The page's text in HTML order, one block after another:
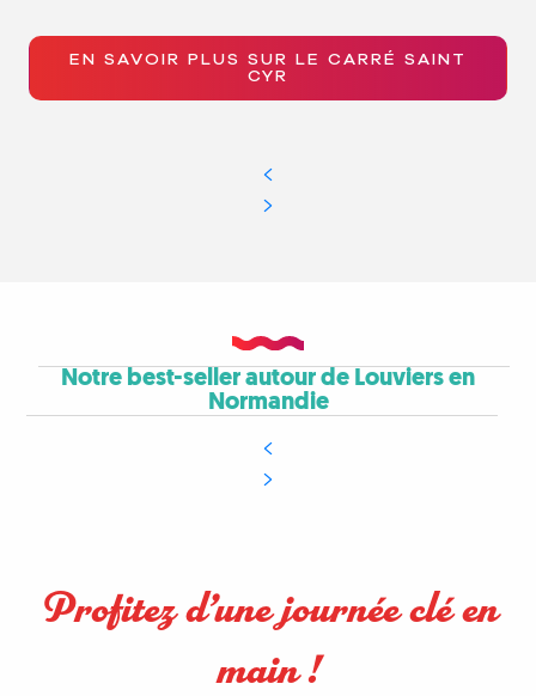
EN SAVOIR PLUS SUR LE CARRÉ SAINT
CYR
Notre best-seller autour de Louviers en
Normandie
Profitez d’une journée clé en
main !